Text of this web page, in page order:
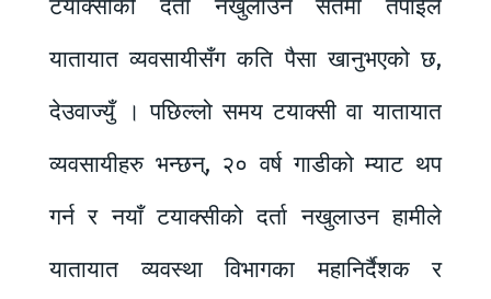
टयाक्सीको दर्ता नखुलाउने सर्तमा तपाईँले
यातायात व्यवसायीसँग कति पैसा खानुभएको छ,
देउवाज्युँ । पछिल्लो समय टयाक्सी वा यातायात
व्यवसायीहरु भन्छन्, २० वर्ष गाडीको म्याट थप
गर्न र नयाँ टयाक्सीको दर्ता नखुलाउन हामीले
यातायात व्यवस्था विभागका महानिर्दैशक र